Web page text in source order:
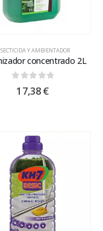
Y AMBIENTADOR
concentrado 2L
out of 5
17,38€